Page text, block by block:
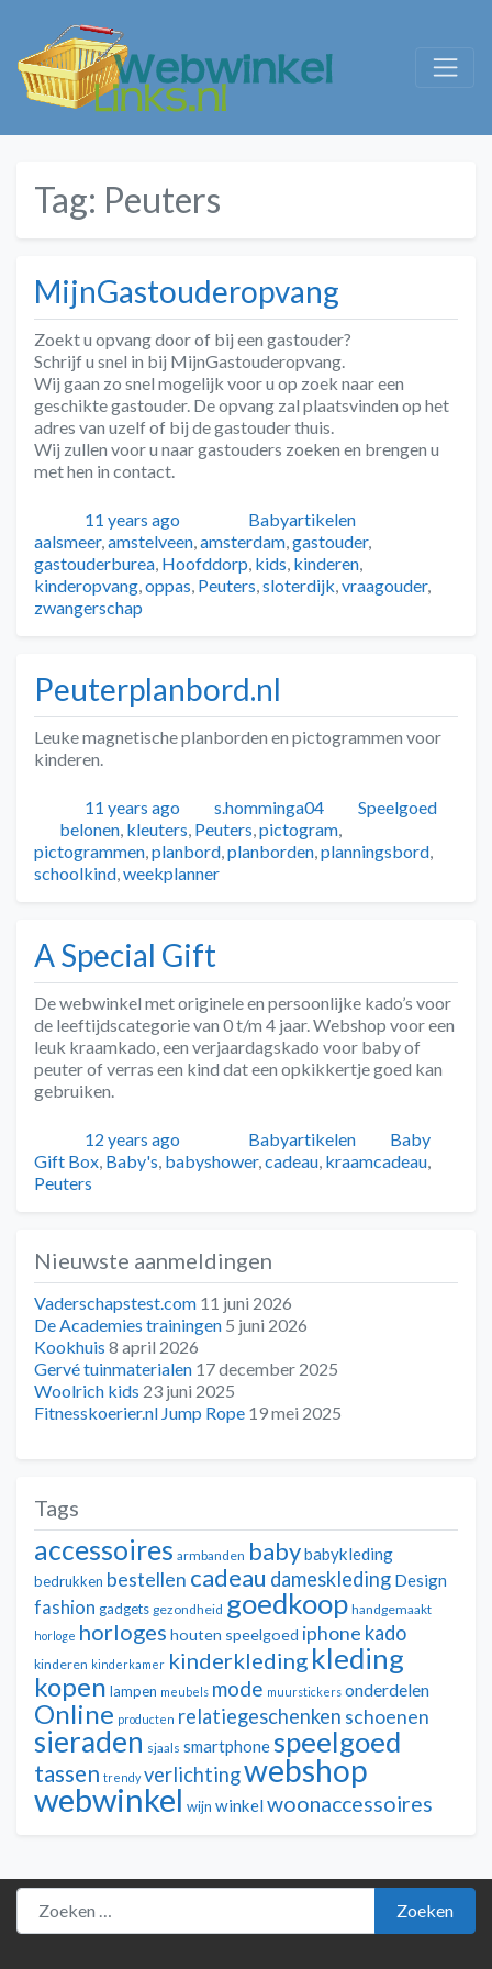
Tag: Peuters
MijnGastouderopvang
Zoekt u opvang door of bij een gastouder?
Schrijf u snel in bij MijnGastouderopvang.
Wij gaan zo snel mogelijk voor u op zoek naar een
geschikte gastouder. De opvang zal plaatsvinden op het
adres van uzelf of bij de gastouder thuis.
Wij zullen voor u naar gastouders zoeken en brengen u
met hen in contact.
Geplaatst
11 years ago AuteurCategorieën
Babyartikelen
aalsmeer, amstelveen amsterdam gastouder,
gastouderburea Hoofddorp kids kinderen
kinderopvang oppas Peuters sloterdijk vraagouder,
zwangerschap
Peuterplanbord.nl
Leuke magnetische planborden en pictogrammen voor
kinderen.
Geplaatst
11 years ago Auteur
s.homminga04 Categorieën
Speelgoed
Tags
belonen kleuters Peuters pictogram
pictogrammen planbord planborden planningsbord
schoolkind weekplanner
A Special Gift
De webwinkel met originele en persoonlijke kado’s voor
de leeftijdscategorie van 0 t/m 4 jaar. Webshop voor een
leuk kraamkado, een verjaardagskado voor baby of
peuter of verras een kind dat een opkikkertje goed kan
gebruiken.
Geplaatst
12 years ago AuteurCategorieën
Babyartikelen Tags
Baby
Gift Box Baby's babyshower, cadeau kraamcadeau
Peuters
Nieuwste aanmeldingen
Vaderschapstest.com 11 juni 2026
De Academies trainingen 5 juni 2026
Kookhuis 8 april 2026
Gervé tuinmaterialen 17 december 2025
Woolrich kids 23 juni 2025
Fitnesskoerier.nl Jump Rope 19 mei 2025
Tags
accessoires armbanden babybabykleding
bedrukken bestellen cadeau dameskleding Design
fashion gadgets gezondheid goedkoop handgemaakt
horloge horloges houten speelgoed iphone kado
kinderen kinderkamer kinderkleding kleding
kopen lampen meubels mode muurstickers onderdelen
Online producten relatiegeschenken schoenen
sieraden sjaals smartphonespeelgoed
tassen trendy verlichtingwebshop
webwinkel wijn winkelwoonaccessoires
Zoeken naar:
Zoeken